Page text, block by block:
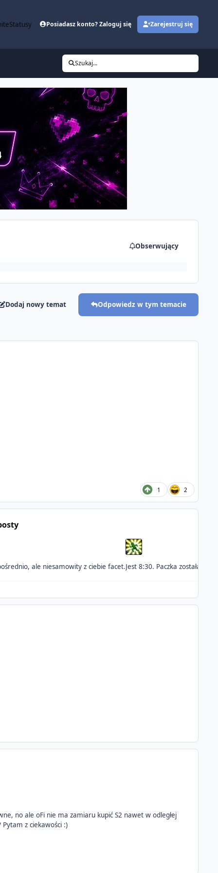
Statusy Posiadasz konto? Zaloguj się Zarejestruj się
Szukaj...
Obserwujący
Dodaj nowy temat Odpowiedz w tym temacie
1 2
ale niesamowity z ciebie facet.Jest 8:30. Paczka została
no ale oFi nie ma zamiaru kupić S2 nawet w odległej
z ciekawości :)